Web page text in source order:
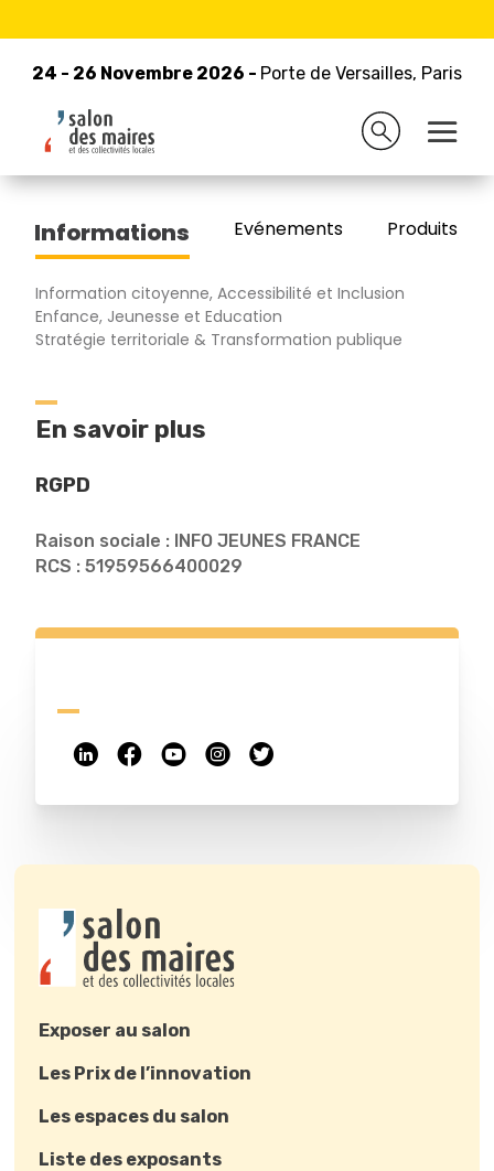
24 - 26 Novembre 2026 - Porte de Versailles, Paris
24 - 26 Novembre 2026 - Porte de Versailles, Paris
Retour à la liste des exposants
INFO JEUNES FRANCE
Informations Evénements Produits/
Information citoyenne, Accessibilité et Inclusion
Enfance, Jeunesse et Education
Stratégie territoriale & Transformation publique
En savoir plus
RGPD
Raison sociale : INFO JEUNES FRANCE
RCS : 51959566400029
Exposer au salon
Les Prix de l’innovation
Les espaces du salon
Liste des exposants